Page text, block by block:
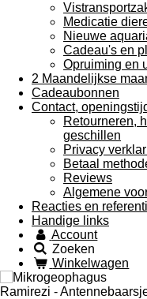
Medicatie
Nieuwe
Cadeau's en
Opruiming en
2 Maandelijkse
Cadeaubonnen
Contact,
Retourneren,
geschillen
Privacy
Betaal
Reviews
Algemene
Reacties en
Handige links
Account
Zoeken
Winkelwagen